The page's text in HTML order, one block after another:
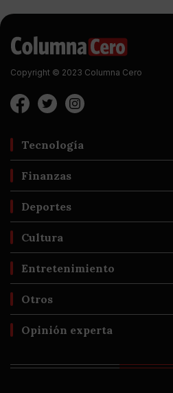
Copyright © 2023 Columna Cero
Tecnología
Finanzas
Deportes
Cultura
Entretenimiento
Otros
Opinión experta